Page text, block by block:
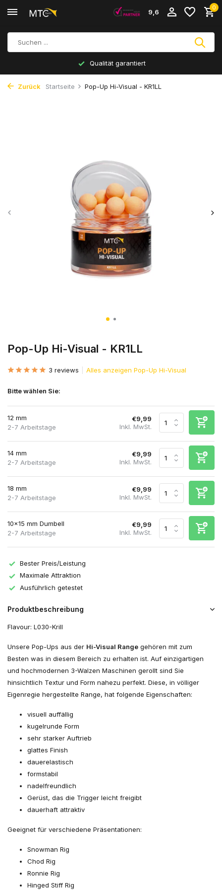
9,6
0
Qualität garantiert
Zurück Startseite Pop-Up Hi-Visual - KR1LL
Pop-Up Hi-Visual - KR1LL
3 reviews Alles anzeigen Pop-Up Hi-Visual
Bitte wählen Sie:
12 mm
2-7 Arbeitstage
€9,99
Inkl. MwSt.
14 mm
2-7 Arbeitstage
€9,99
Inkl. MwSt.
18 mm
2-7 Arbeitstage
€9,99
Inkl. MwSt.
10x15 mm Dumbell
2-7 Arbeitstage
€9,99
Inkl. MwSt.
Bester Preis/Leistung
Maximale Attraktion
Ausführlich getestet
Produktbeschreibung
Flavour: L030-Krill
Unsere Pop-Ups aus der Hi-Visual Range gehören mit zum
Besten was in diesem Bereich zu erhalten ist. Auf einzigartigen
und hochmodernen 3-Walzen Maschinen gerollt sind Sie
hinsichtlich Textur und Form nahezu perfekt. Diese, in völliger
Eigenregie hergestellte Range, hat folgende Eigenschaften:
visuell auffällig
kugelrunde Form
sehr starker Auftrieb
glattes Finish
dauerelastisch
formstabil
nadelfreundlich
Gerüst, das die Trigger leicht freigibt
dauerhaft attraktiv
Geeignet für verschiedene Präsentationen:
Snowman Rig
Chod Rig
Ronnie Rig
Hinged Stiff Rig